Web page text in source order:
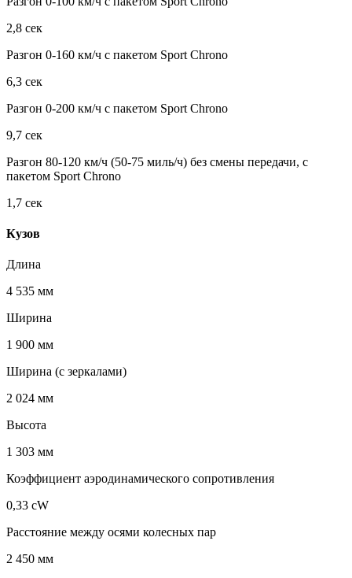
2,8 сек
Разгон 0-160 км/ч с пакетом Sport Chrono
6,3 сек
Разгон 0-200 км/ч с пакетом Sport Chrono
9,7 сек
Разгон 80-120 км/ч (50-75 миль/ч) без смены передачи, с
пакетом Sport Chrono
1,7 сек
Кузов
Длина
4 535 мм
Ширина
1 900 мм
Ширина (с зеркалами)
2 024 мм
Высота
1 303 мм
Коэффициент аэродинамического сопротивления
0,33 cW
Расстояние между осями колесных пар
2 450 мм